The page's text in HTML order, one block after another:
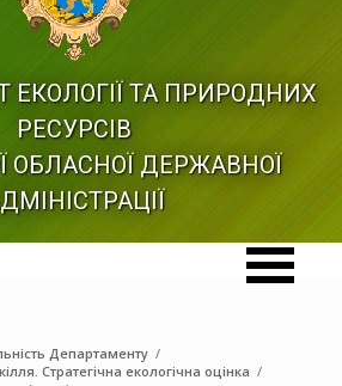
ЕКОЛОГІЇ ТА ПРИРОДНИХ
РЕСУРСІВ
ОБЛАСНОЇ ДЕРЖАВНОЇ
Департаменту /
Стратегічна екологічна оцінка /